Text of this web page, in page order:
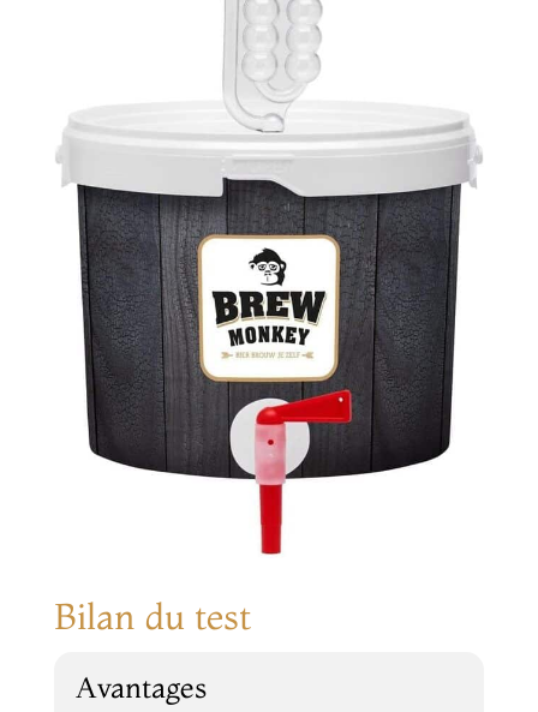
vous-même : deux
casseroles de 7
litres, une
passoire, une
cuillère de cuisson,
du sucre
cristallisé, 15
bouteilles vides.
Bilan du test
Avantages